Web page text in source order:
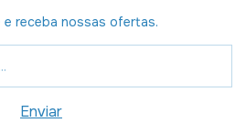
receba nossas ofertas.